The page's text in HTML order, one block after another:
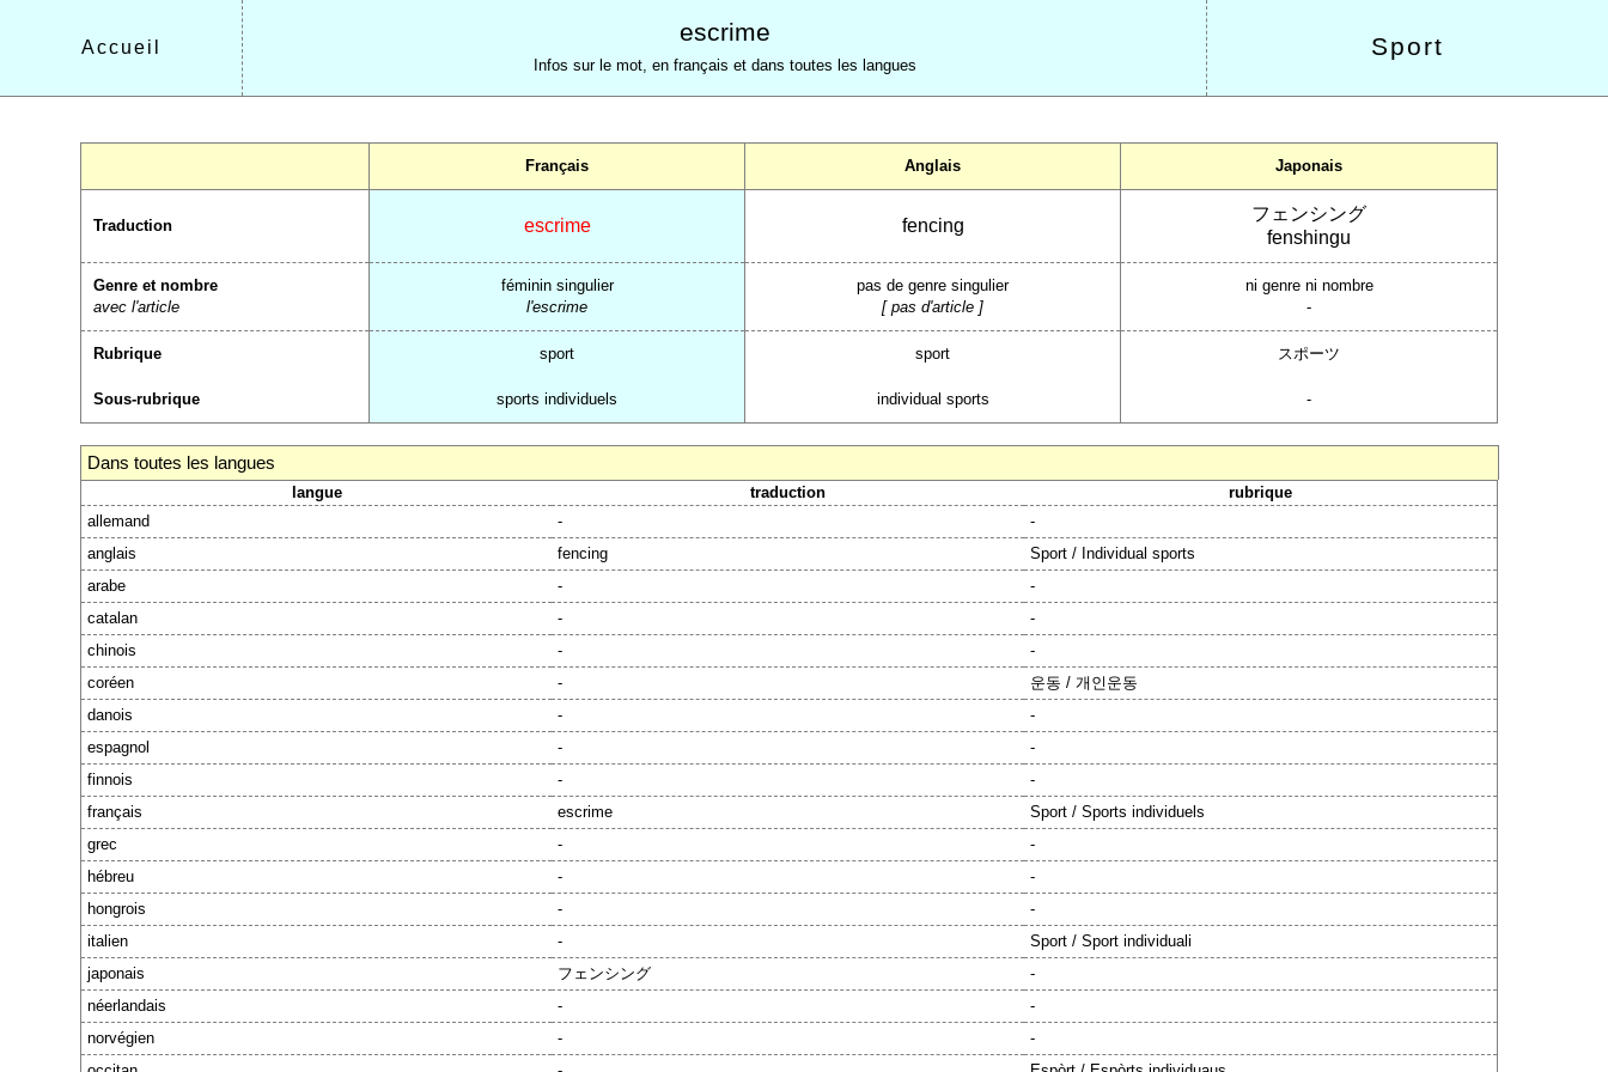
Accueil
escrime
Infos sur le mot, en français et dans toutes les langues
Sport
Français Anglais Japonais
Traduction escrime fencing
フェンシング
fenshingu
Genre et nombre
avec l'article
féminin singulier
l'escrime
pas de genre singulier
[ pas d'article ]
ni genre ni nombre
-
Rubrique sport sport スポーツ
Sous-rubrique sports individuels individual sports -
Dans toutes les langues
langue traduction
rubrique
allemand
-
-
anglais
fencing
Sport / Individual sports
arabe
-
-
catalan
-
-
chinois
-
-
coréen
-
운동 / 개인운동
danois
-
-
espagnol
-
-
finnois
-
-
français
escrime
Sport / Sports individuels
grec
-
-
hébreu
-
-
hongrois
-
-
italien
-
Sport / Sport individuali
japonais
フェンシング
-
néerlandais
-
-
norvégien
-
-